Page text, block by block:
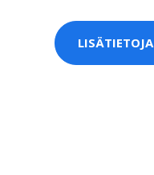
LISÄTIETOJA